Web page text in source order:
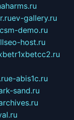
ev-gallery.ru
csm-demo.ru
host.ru
e-abis1c.ru
sand.ru